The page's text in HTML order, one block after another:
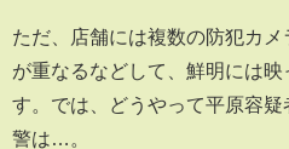
ただ、店舗には複数の防犯カ
が重なるなどして、鮮明には映
す。では、どうやって平原容
警は…。